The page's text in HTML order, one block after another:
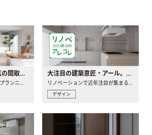
リノベーションで人気の間取りとは？トレンドの間取りと実例を徹底解説
リノベーション(リノベ)のプランニングで一番最初に決めるのは..
大注目の建築意匠・アール。人気の理由と空間に取り入れるポイント
リノベーションで近年注目が集まる建築意匠の一つであるアール..
デザイン